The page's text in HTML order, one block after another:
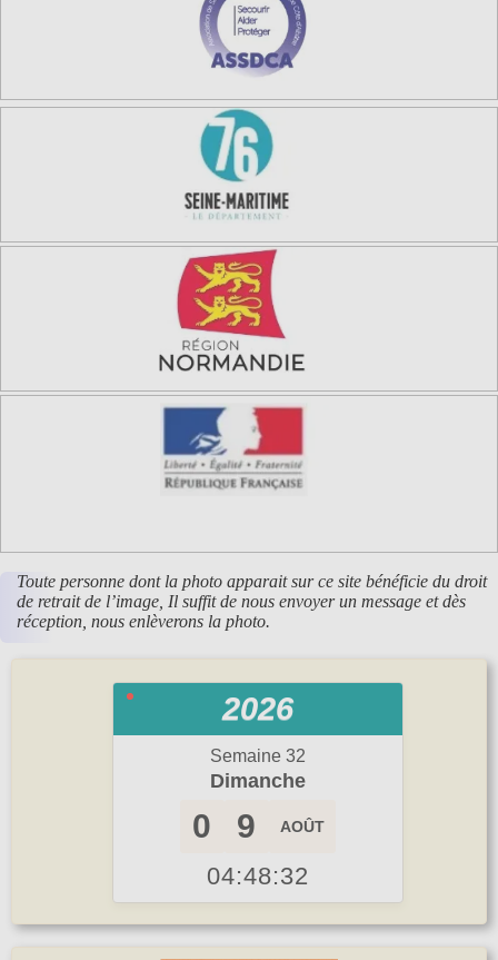
Toute personne dont la photo apparait sur ce site bénéficie du droit
de retrait de l’image, Il suffit de nous envoyer un message et dès
réception, nous enlèverons la photo.
2026
Semaine 32
Dimanche
0 9 AOÛT
04:48:33